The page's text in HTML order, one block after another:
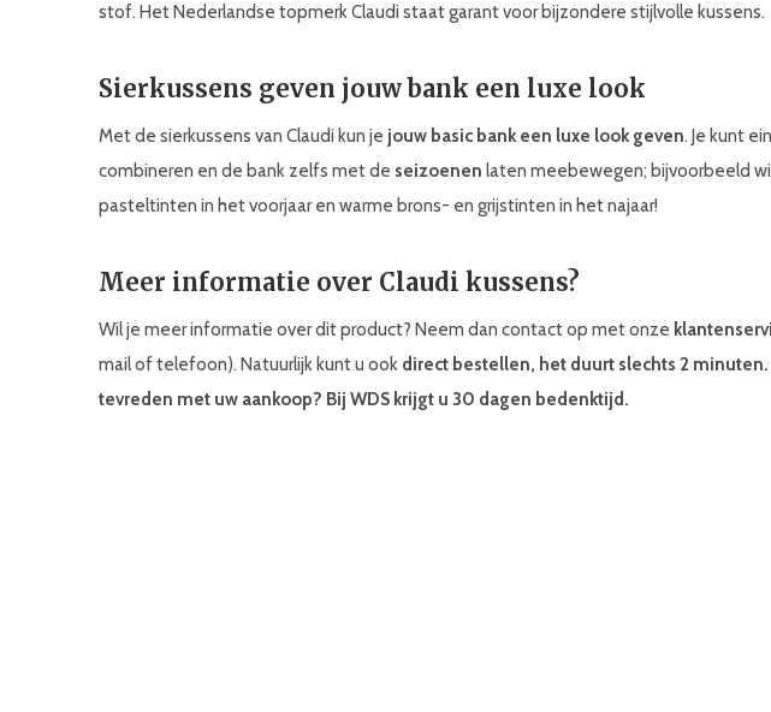
stof. Het Nederlandse topmerk Claudi staat garant voor bijzondere stijlvolle kussens.
Sierkussens geven jouw bank een luxe look
Met de sierkussens van Claudi kun je jouw basic bank een luxe look geven. Je kunt
combineren en de bank zelfs met de seizoenen laten meebewegen; bijvoorbeeld
pasteltinten in het voorjaar en warme brons- en grijstinten in het najaar!
Meer informatie over Claudi kussens?
Wil je meer informatie over dit product? Neem dan contact op met onze
mail of telefoon). Natuurlijk kunt u ook direct bestellen, het duurt slechts 2
tevreden met uw aankoop? Bij WDS krijgt u 30 dagen bedenktijd.